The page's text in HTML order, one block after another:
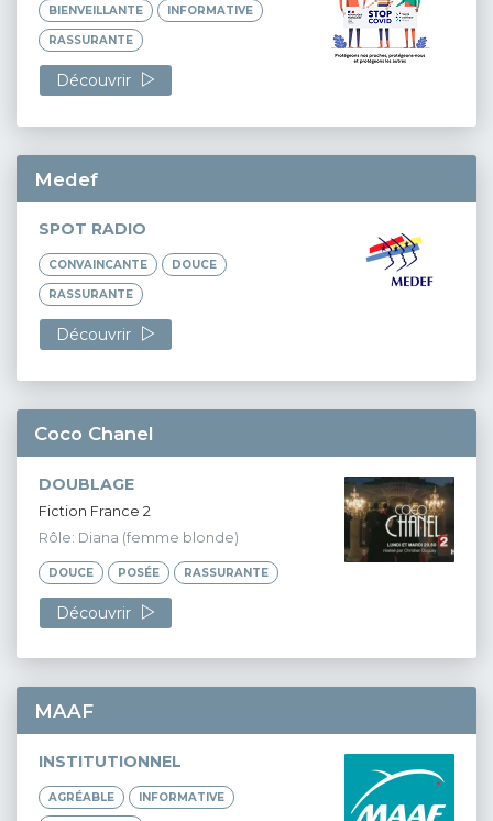
BIENVEILLANTE INFORMATIVE
RASSURANTE
Découvrir
Medef
SPOT RADIO
CONVAINCANTE DOUCE
RASSURANTE
Découvrir
Coco Chanel
DOUBLAGE
Fiction France 2
Rôle: Diana (femme blonde)
DOUCE POSÉE RASSURANTE
Découvrir
MAAF
INSTITUTIONNEL
AGRÉABLE INFORMATIVE